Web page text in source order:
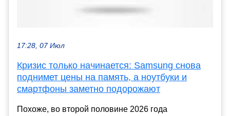
17:28, 07 Июл
Кризис только начинается: Samsung снова
поднимет цены на память, а ноутбуки и
смартфоны заметно подорожают
Похоже, во второй половине 2026 года